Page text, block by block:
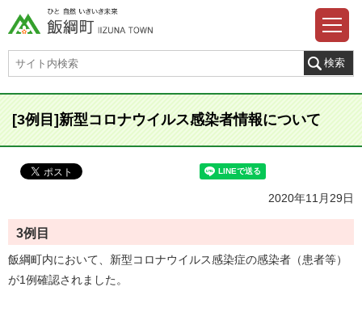
[3例目]新型コロナウイルス感染者情報について
2020年11月29日
3例目
飯綱町内において、新型コロナウイルス感染症の感染者（患者等）
が1例確認されました。